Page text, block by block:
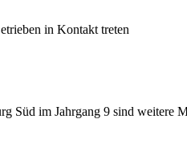
in Kontakt treten
Süd im Jahrgang 9 sind weitere